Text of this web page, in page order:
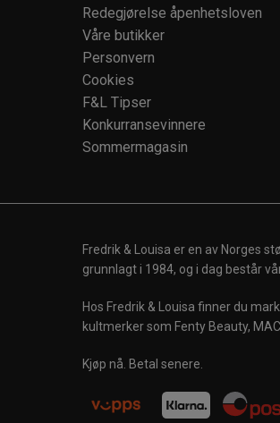
Redegjørelse åpenhetsloven
Våre butikker
Personvern
Cookies
F&L Tipser
Konkurransevinnere
Sommermagasin
Fredrik & Louisa er en av Norges
grunnlagt i 1984, og i dag består
Hos Fredrik & Louisa finner du
kultmerker som Fenty Beauty,
Kjøp nå. Betal senere.